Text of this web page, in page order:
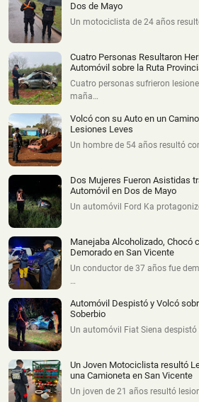
Dos de Mayo
Un motociclista de 24 años
Cuatro Personas Resultaron
Automóvil sobre la Ruta
Cuatro personas sufrieron
maña…
Volcó con su Auto en un
Lesiones Leves
Un hombre de 54 años resultó
Dos Mujeres Fueron Asistidas
Automóvil en Dos de Mayo
Un automóvil Ford Ka
Manejaba Alcoholizado, Chocó
Demorado en San Vicente
Un conductor de 37 años fue
…
Automóvil Despistó y Volcó
Soberbio
Un automóvil Fiat Siena
Un Joven Motociclista resultó
una Camioneta en San Vicente
Un joven de 21 años resultó